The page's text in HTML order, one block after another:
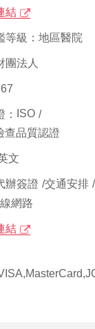
結
等級：地區醫院
團法人
ISO /
查品質認證
文
辦簽證 /交通安排 /
網路
結